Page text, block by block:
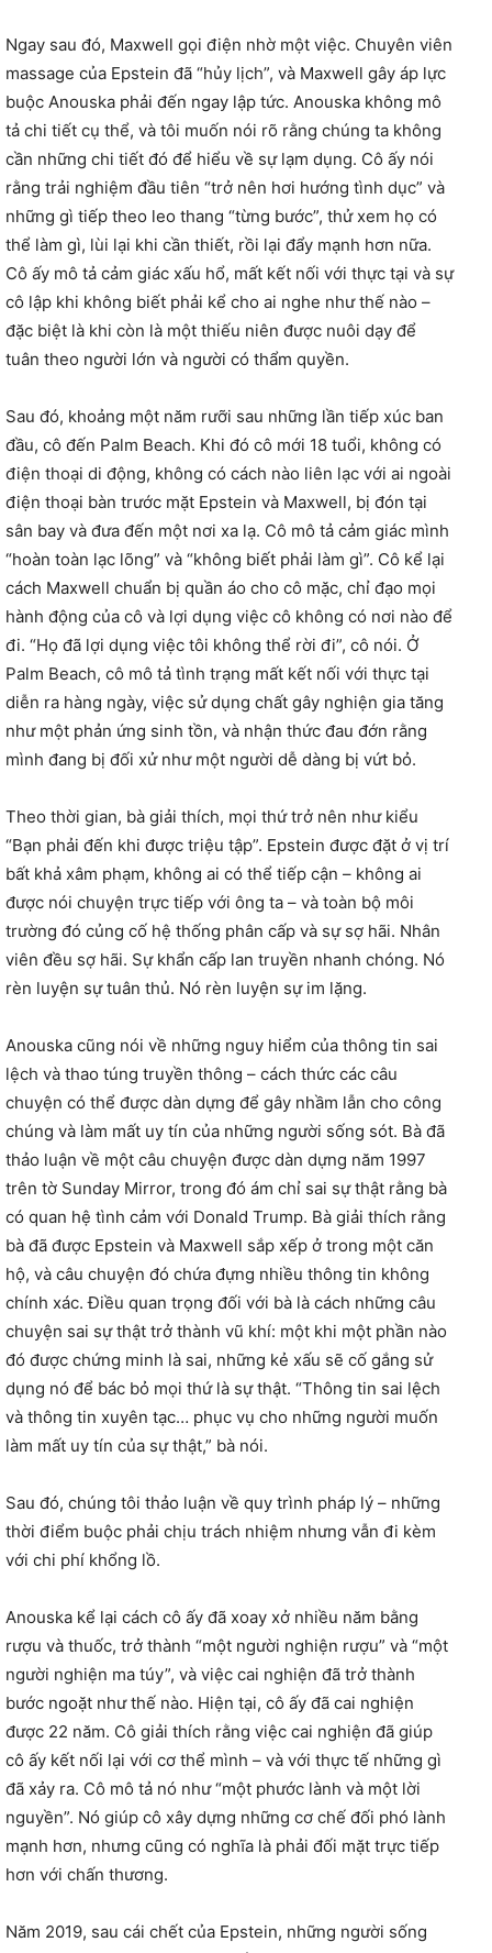
Ngay sau đó, Maxwell gọi điện nhờ một việc. Chuyên viên
massage của Epstein đã “hủy lịch”, và Maxwell gây áp lực
buộc Anouska phải đến ngay lập tức. Anouska không mô
tả chi tiết cụ thể, và tôi muốn nói rõ rằng chúng ta không
cần những chi tiết đó để hiểu về sự lạm dụng. Cô ấy nói
rằng trải nghiệm đầu tiên “trở nên hơi hướng tình dục” và
những gì tiếp theo leo thang “từng bước”, thử xem họ có
thể làm gì, lùi lại khi cần thiết, rồi lại đẩy mạnh hơn nữa.
Cô ấy mô tả cảm giác xấu hổ, mất kết nối với thực tại và sự
cô lập khi không biết phải kể cho ai nghe như thế nào –
đặc biệt là khi còn là một thiếu niên được nuôi dạy để
tuân theo người lớn và người có thẩm quyền.
Sau đó, khoảng một năm rưỡi sau những lần tiếp xúc ban
đầu, cô đến Palm Beach. Khi đó cô mới 18 tuổi, không có
điện thoại di động, không có cách nào liên lạc với ai ngoài
điện thoại bàn trước mặt Epstein và Maxwell, bị đón tại
sân bay và đưa đến một nơi xa lạ. Cô mô tả cảm giác mình
“hoàn toàn lạc lõng” và “không biết phải làm gì”. Cô kể lại
cách Maxwell chuẩn bị quần áo cho cô mặc, chỉ đạo mọi
hành động của cô và lợi dụng việc cô không có nơi nào để
đi. “Họ đã lợi dụng việc tôi không thể rời đi”, cô nói. Ở
Palm Beach, cô mô tả tình trạng mất kết nối với thực tại
diễn ra hàng ngày, việc sử dụng chất gây nghiện gia tăng
như một phản ứng sinh tồn, và nhận thức đau đớn rằng
mình đang bị đối xử như một người dễ dàng bị vứt bỏ.
Theo thời gian, bà giải thích, mọi thứ trở nên như kiểu
“Bạn phải đến khi được triệu tập”. Epstein được đặt ở vị trí
bất khả xâm phạm, không ai có thể tiếp cận – không ai
được nói chuyện trực tiếp với ông ta – và toàn bộ môi
trường đó củng cố hệ thống phân cấp và sự sợ hãi. Nhân
viên đều sợ hãi. Sự khẩn cấp lan truyền nhanh chóng. Nó
rèn luyện sự tuân thủ. Nó rèn luyện sự im lặng.
Anouska cũng nói về những nguy hiểm của thông tin sai
lệch và thao túng truyền thông – cách thức các câu
chuyện có thể được dàn dựng để gây nhầm lẫn cho công
chúng và làm mất uy tín của những người sống sót. Bà đã
thảo luận về một câu chuyện được dàn dựng năm 1997
trên tờ Sunday Mirror, trong đó ám chỉ sai sự thật rằng bà
có quan hệ tình cảm với Donald Trump. Bà giải thích rằng
bà đã được Epstein và Maxwell sắp xếp ở trong một căn
hộ, và câu chuyện đó chứa đựng nhiều thông tin không
chính xác. Điều quan trọng đối với bà là cách những câu
chuyện sai sự thật trở thành vũ khí: một khi một phần nào
đó được chứng minh là sai, những kẻ xấu sẽ cố gắng sử
dụng nó để bác bỏ mọi thứ là sự thật. “Thông tin sai lệch
và thông tin xuyên tạc… phục vụ cho những người muốn
làm mất uy tín của sự thật,” bà nói.
Sau đó, chúng tôi thảo luận về quy trình pháp lý – những
thời điểm buộc phải chịu trách nhiệm nhưng vẫn đi kèm
với chi phí khổng lồ.
Anouska kể lại cách cô ấy đã xoay xở nhiều năm bằng
rượu và thuốc, trở thành “một người nghiện rượu” và “một
người nghiện ma túy”, và việc cai nghiện đã trở thành
bước ngoặt như thế nào. Hiện tại, cô ấy đã cai nghiện
được 22 năm. Cô giải thích rằng việc cai nghiện đã giúp
cô ấy kết nối lại với cơ thể mình – và với thực tế những gì
đã xảy ra. Cô mô tả nó như “một phước lành và một lời
nguyền”. Nó giúp cô xây dựng những cơ chế đối phó lành
mạnh hơn, nhưng cũng có nghĩa là phải đối mặt trực tiếp
hơn với chấn thương.
Năm 2019, sau cái chết của Epstein, những người sống